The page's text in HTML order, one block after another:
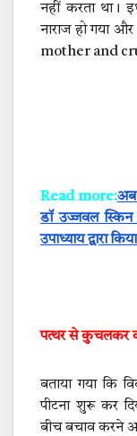
नहीं करता था।
नाराज हो गया
mother and
Read more:अब
डॉ उज्जवल स्किन
उपाध्याय द्वारा
पत्थर से कुचलकर
बताया गया कि
पीटना शुरू कर
बीच बचाव करने